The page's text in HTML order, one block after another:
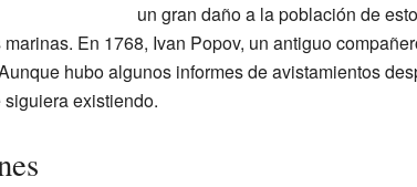
un gran daño a la población de
En 1768, Ivan Popov, un antiguo
hubo algunos informes de avistamientos
existiendo.